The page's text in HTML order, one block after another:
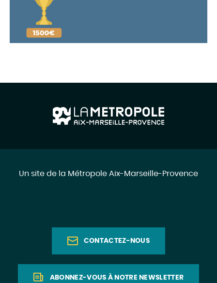
Un site de la Métropole Aix-Marseille-Provence
CONTACTEZ-NOUS
ABONNEZ-VOUS À NOTRE NEWSLETTER